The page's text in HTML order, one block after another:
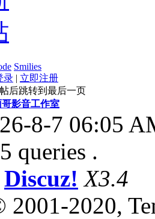
Smilies
录 | 立即注册
后跳转到最后一页
影音工作室
8-7 06:05
queries .
Discuz! X3.4
2020,